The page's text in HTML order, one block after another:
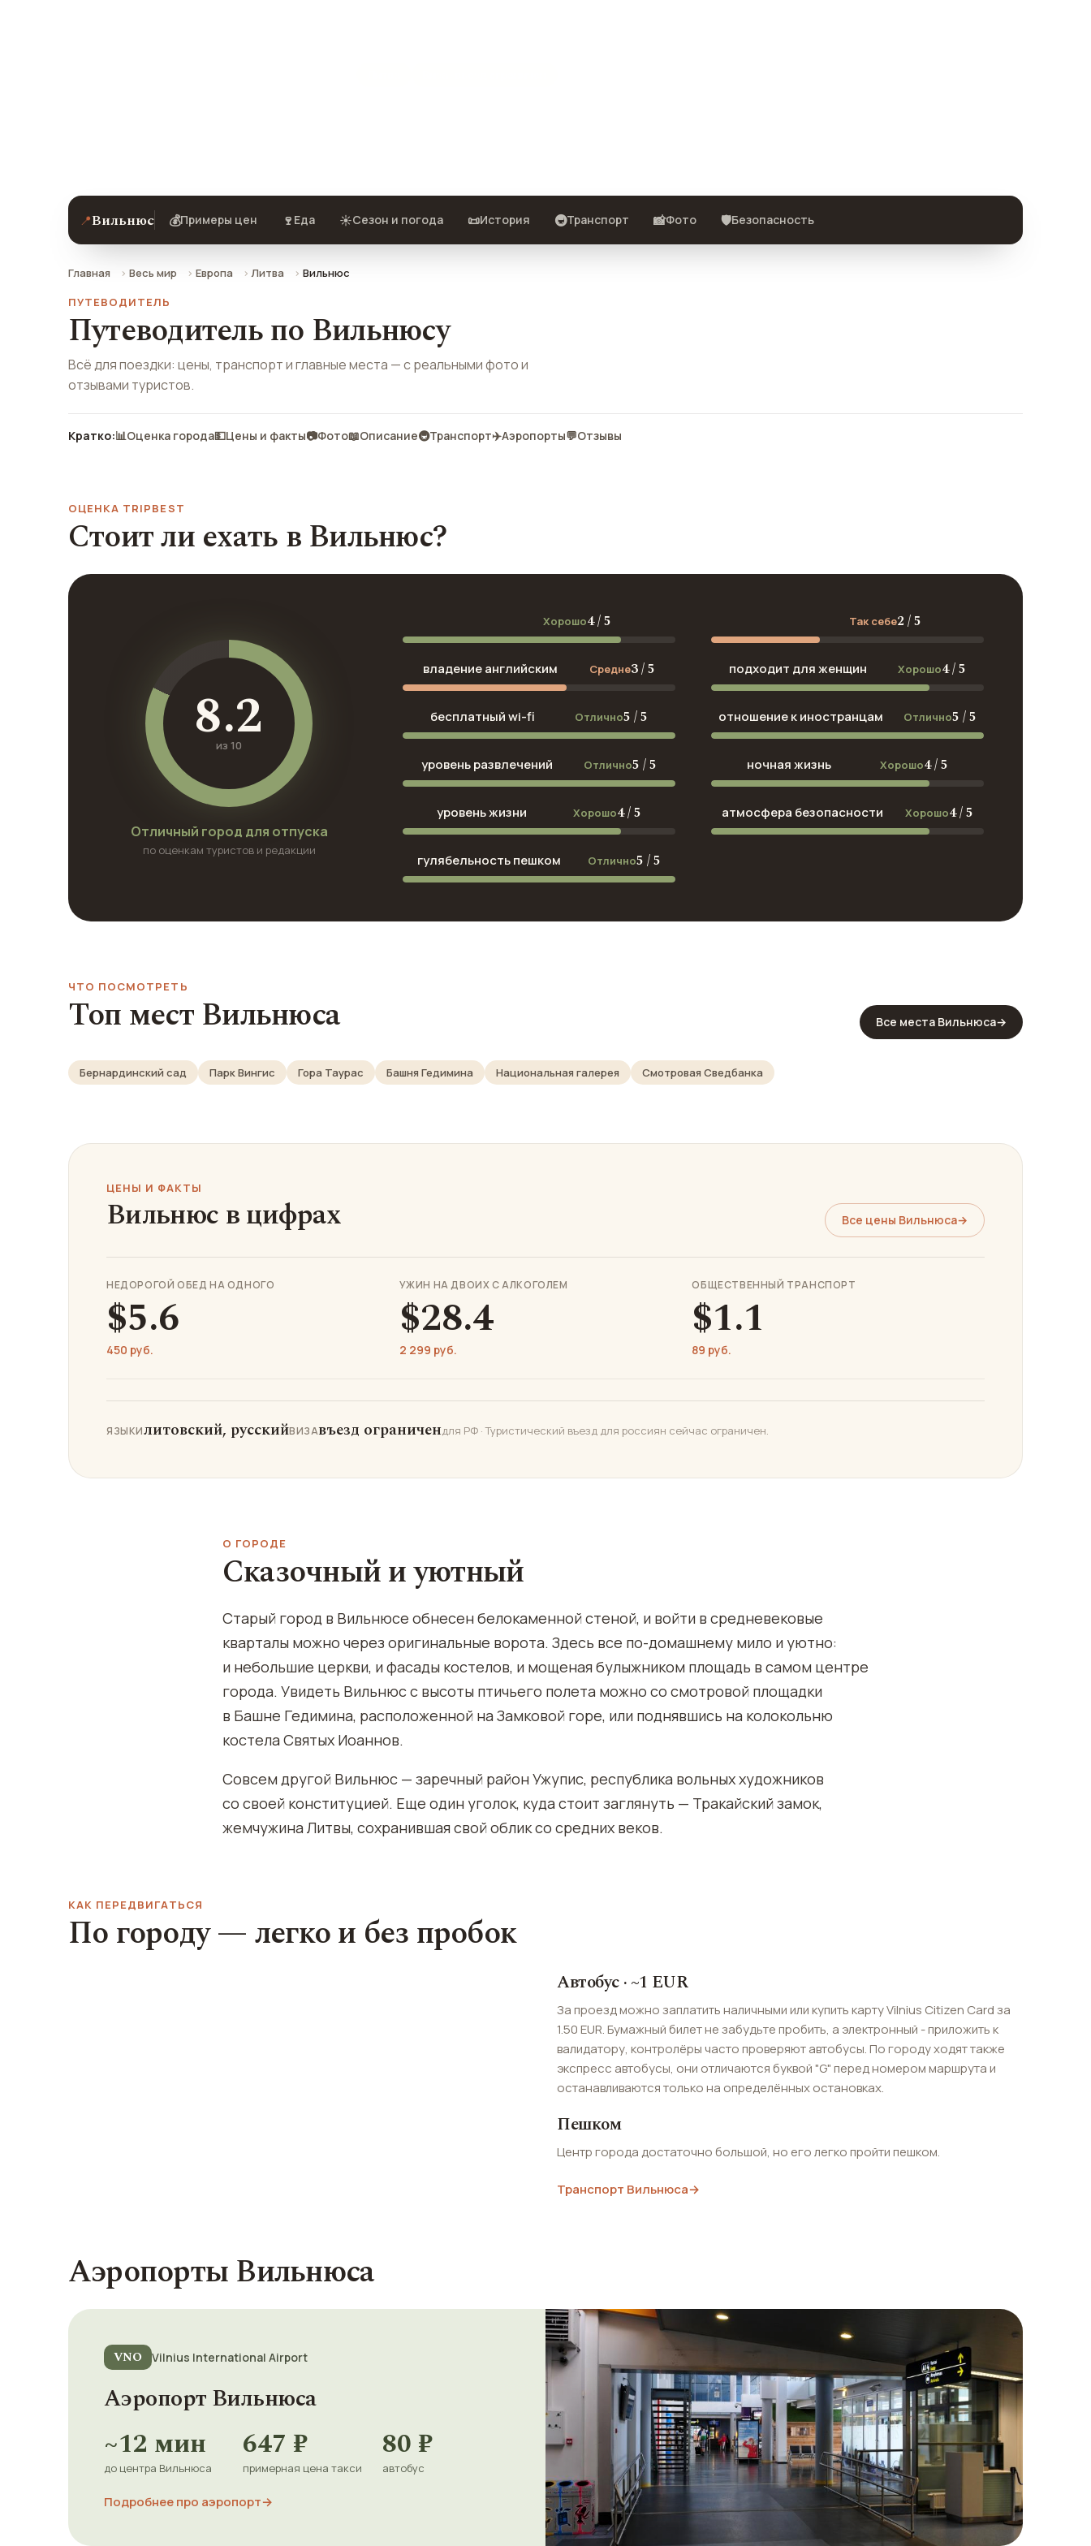
📍Вильнюс 💰Примеры цен 🍷 Еда ☀️Сезон и погода 📜История 🚇Транспорт 📸Фото 🛡️Безопасность
Главная Весь мир Европа Литва
Вильнюс
ПУТЕВОДИТЕЛЬ
Путеводитель по Вильнюсу
Всё для поездки: цены, транспорт и главные места — с реальными фото и
отзывами туристов.
Кратко:📊Оценка города💵Цены и факты📷Фото📖Описание🚇Транспорт✈️Аэропорты💬Отзывы
ОЦЕНКА TRIPBEST
Стоит ли ехать в Вильнюс?
8.2
из 10
Отличный город для отпуска
по оценкам туристов и редакции
Хорошо4 / 5 Так себе2 / 5
владение английским Средне3 / 5 подходит для женщин Хорошо4 / 5
бесплатный wi-fi Отлично5 / 5 отношение к иностранцам Отлично5 / 5
уровень развлечений Отлично5 / 5 ночная жизнь Хорошо4 / 5
уровень жизни Хорошо4 / 5 атмосфера безопасности Хорошо4 / 5
гулябельность пешком Отлично5 / 5
ЧТО ПОСМОТРЕТЬ
Топ мест Вильнюса Все места Вильнюса→
Бернардинский сад Парк Вингис Гора Таурас Башня Гедимина Национальная галерея Смотровая Сведбанка
ЦЕНЫ И ФАКТЫ
Вильнюс в цифрах Все цены Вильнюса→
НЕДОРОГОЙ ОБЕД НА ОДНОГО
$5.6
450 руб.
УЖИН НА ДВОИХ С АЛКОГОЛЕМ
$28.4
2 299 руб.
ОБЩЕСТВЕННЫЙ ТРАНСПОРТ
$1.1
89 руб.
ЯЗЫКИлитовский, русскийВИЗАвъезд ограничендля РФ · Туристический въезд для россиян сейчас ограничен.
О ГОРОДЕ
Сказочный и уютный
Старый город в Вильнюсе обнесен белокаменной стеной, и войти в средневековые
кварталы можно через оригинальные ворота. Здесь все по-домашнему мило и уютно:
и небольшие церкви, и фасады костелов, и мощеная булыжником площадь в самом центре
города. Увидеть Вильнюс с высоты птичьего полета можно со смотровой площадки
в Башне Гедимина, расположенной на Замковой горе, или поднявшись на колокольню
костела Святых Иоаннов.
Совсем другой Вильнюс — заречный район Ужупис, республика вольных художников
со своей конституцией. Еще один уголок, куда стоит заглянуть — Тракайский замок,
жемчужина Литвы, сохранившая свой облик со средних веков.
КАК ПЕРЕДВИГАТЬСЯ
По городу — легко и без пробок
Автобус · ~1 EUR
За проезд можно заплатить наличными или купить карту Vilnius Citizen Card за
1.50 EUR. Бумажный билет не забудьте пробить, а электронный - приложить к
валидатору, контролёры часто проверяют автобусы. По городу ходят также
экспресс автобусы, они отличаются буквой "G" перед номером маршрута и
останавливаются только на определённых остановках.
Пешком
Центр города достаточно большой, но его легко пройти пешком.
Транспорт Вильнюса→
Аэропорты Вильнюса
VNO Vilnius International Airport
Аэропорт Вильнюса
~12 мин
до центра Вильнюса
647 ₽
примерная цена такси
80 ₽
автобус
Подробнее про аэропорт→